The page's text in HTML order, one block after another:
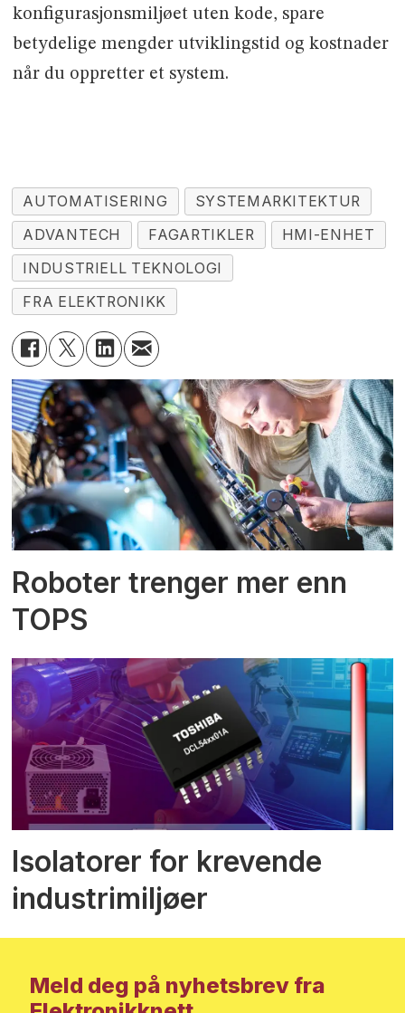
konfigurasjonsmiljøet uten kode, spare
betydelige mengder utviklingstid og kostnader
når du oppretter et system.
AUTOMATISERING
SYSTEMARKITEKTUR
ADVANTECH
FAGARTIKLER
HMI-ENHET
INDUSTRIELL TEKNOLOGI
FRA ELEKTRONIKK
Roboter trenger mer enn
TOPS
Isolatorer for krevende
industrimiljøer
Meld deg på nyhetsbrev fra